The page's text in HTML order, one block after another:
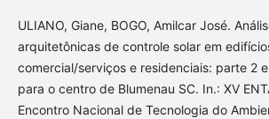
ULIANO, Giane, BOGO, Amilcar José.
arquitetônicas de controle solar em
comercial/serviços e residenciais: parte 2
para o centro de Blumenau SC. In.: XV
Encontro Nacional de Tecnologia do